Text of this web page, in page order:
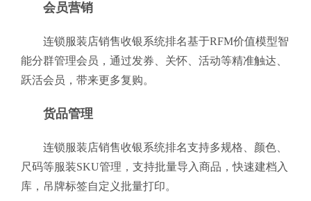
会员营销
连锁服装店销售收银系统排名基于RFM价值模型智
能分群管理会员，通过发券、关怀、活动等精准触达、
跃活会员，带来更多复购。
货品管理
连锁服装店销售收银系统排名支持多规格、颜色、
尺码等服装SKU管理，支持批量导入商品，快速建档入
库，吊牌标签自定义批量打印。